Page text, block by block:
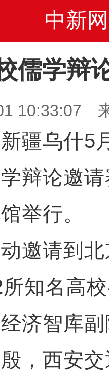
中新网
儒学辩
10:33:07
乌什5
辩论邀
举行。
请到北
知名高
济智库
，西安